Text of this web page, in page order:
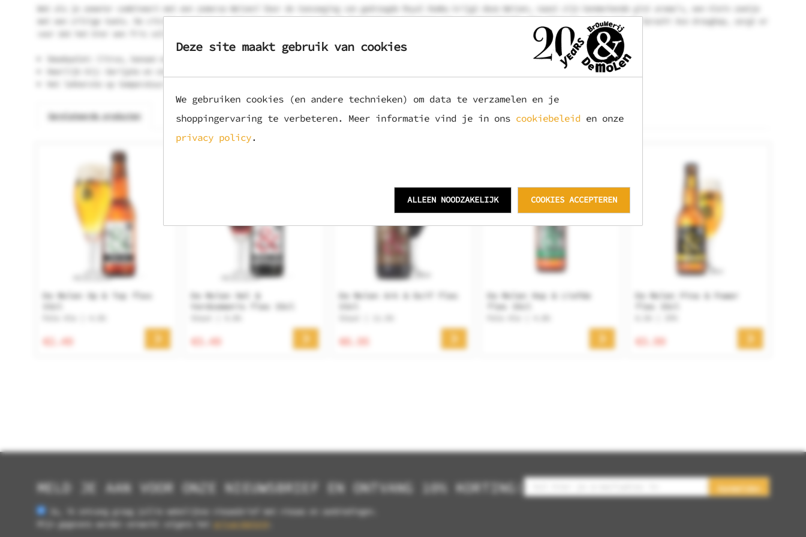
Deze site maakt gebruik van cookies
We gebruiken cookies (en andere technieken) om data te verzamelen en je
shoppingervaring te verbeteren. Meer informatie vind je in ons cookiebeleid en onze
privacy policy.
COOKIES ACCEPTEREN
ALLEEN NOODZAKELIJK
Wat als je zeewier combineert met een zomerse Weizen? Door de toevoeging van gedroogde Royal Kombu krijgt deze Weizen, naast zijn kenmerkende gist aroma’s, een klein zoetje
met een ziltige toets. De citroen zorgt er op zijn beurt weer voor dat de frisheid van het bier ook overeind blijft. Dit allemaal, samen met de Sorachi Ace drooghop, zorgt er
voor dat het bier een fris volle body heeft met een droge afdronk.
Smaakpalet: Citrus, banaan en ziltig
Heerlijk bij: Gerijpte en sterke kazen
Het lekkerste op temperatuur: 6 graden Celsius
Gerelateerde producten
De Molen Op & Top fles
€2.49
De Molen Hel &
Verdoemenis fles 33cl
€3.49
De Molen Ark & Duif fles
€6.95
De Molen Hop & Liefde
fles 33cl
De Molen Pina & Power
fles 33cl
€3.99
MELD JE AAN VOOR ONZE NIEUWSBRIEF EN ONTVANG 10% KORTING!
Ja, ik ontvang graag jullie wekelijkse nieuwsbrief met nieuws en aanbiedingen.
Mijn gegevens worden verwerkt volgens het
privacybeleid
Aanmelden